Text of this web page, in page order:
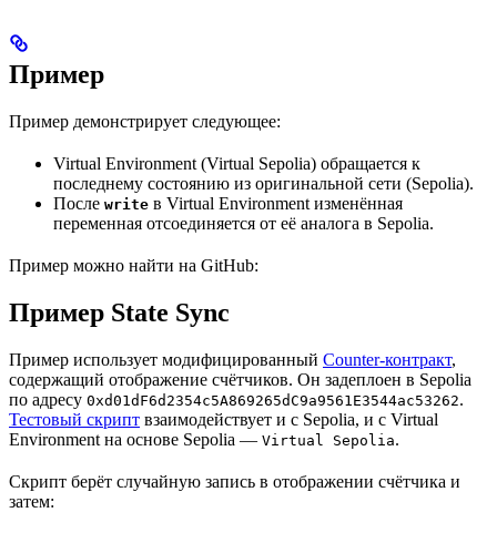
Пример
Пример демонстрирует следующее:
Virtual Environment (Virtual Sepolia) обращается к
последнему состоянию из оригинальной сети (Sepolia).
После write в Virtual Environment изменённая
переменная отсоединяется от её аналога в Sepolia.
Пример можно найти на GitHub:
Пример State Sync
Пример использует модифицированный Counter-контракт,
содержащий отображение счётчиков. Он задеплоен в Sepolia
по адресу 0xd01dF6d2354c5A869265dC9a9561E3544ac53262.
Тестовый скрипт взаимодействует и с Sepolia, и с Virtual
Environment на основе Sepolia — Virtual Sepolia.
Скрипт берёт случайную запись в отображении счётчика и
затем: